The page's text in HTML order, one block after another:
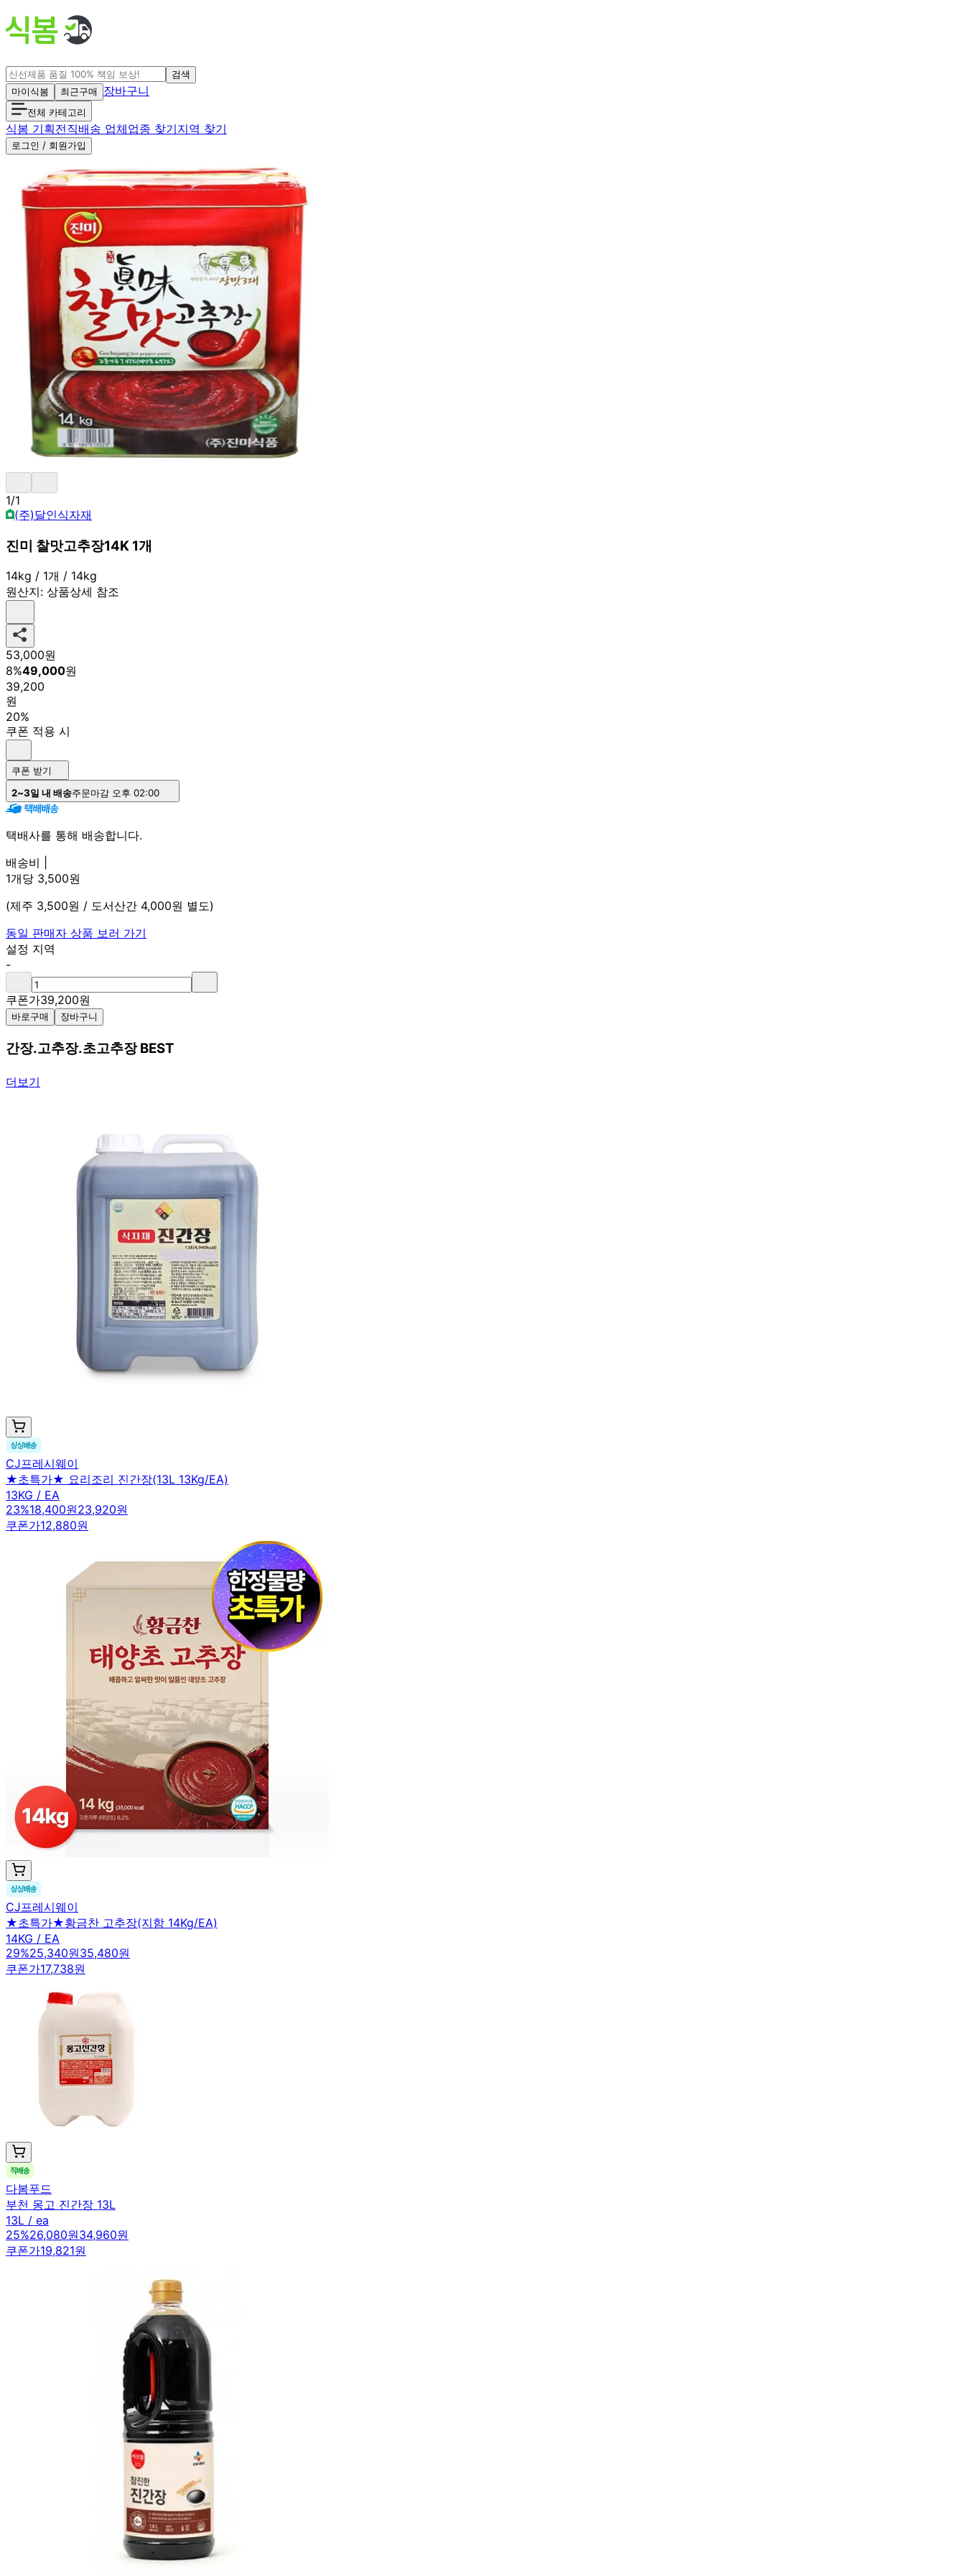
검색
마이식봄
최근구매 장바구니
전체 카테고리
식봄 기획전직배송 업체업종 찾기지역 찾기
로그인 / 회원가입
1/1
(주)달인식자재
진미 찰맛고추장14K 1개
14kg / 1개 / 14kg
원산지: 상품상세 참조
53,000원
8%49,000원
39,200
원
20%
쿠폰 적용 시
쿠폰 받기
2~3일 내 배송주문마감 오후 02:00
택배사를 통해 배송합니다.
배송비 |
1개당 3,500원
(제주 3,500원 / 도서산간 4,000원 별도)
동일 판매자 상품 보러 가기
설정 지역
-
쿠폰가39,200원
바로구매 장바구니
간장.고추장.초고추장 BEST
더보기
CJ프레시웨이
★초특가★ 요리조리 진간장(13L 13Kg/EA)
13KG / EA
23%18,400원23,920원
쿠폰가12,880원
CJ프레시웨이
★초특가★황금찬 고추장(지함 14Kg/EA)
14KG / EA
29%25,340원35,480원
쿠폰가17,738원
다봄푸드
부천 몽고 진간장 13L
13L / ea
25%26,080원34,960원
쿠폰가19,821원